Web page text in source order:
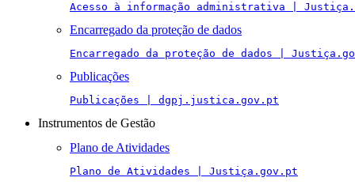
Acesso à informação administrativa |
Encarregado da proteção de dados
Encarregado da proteção de dados |
Publicações
Publicações | dgpj.justica.gov.pt
Instrumentos de Gestão
Plano de Atividades
Plano de Atividades | Justiça.gov.pt